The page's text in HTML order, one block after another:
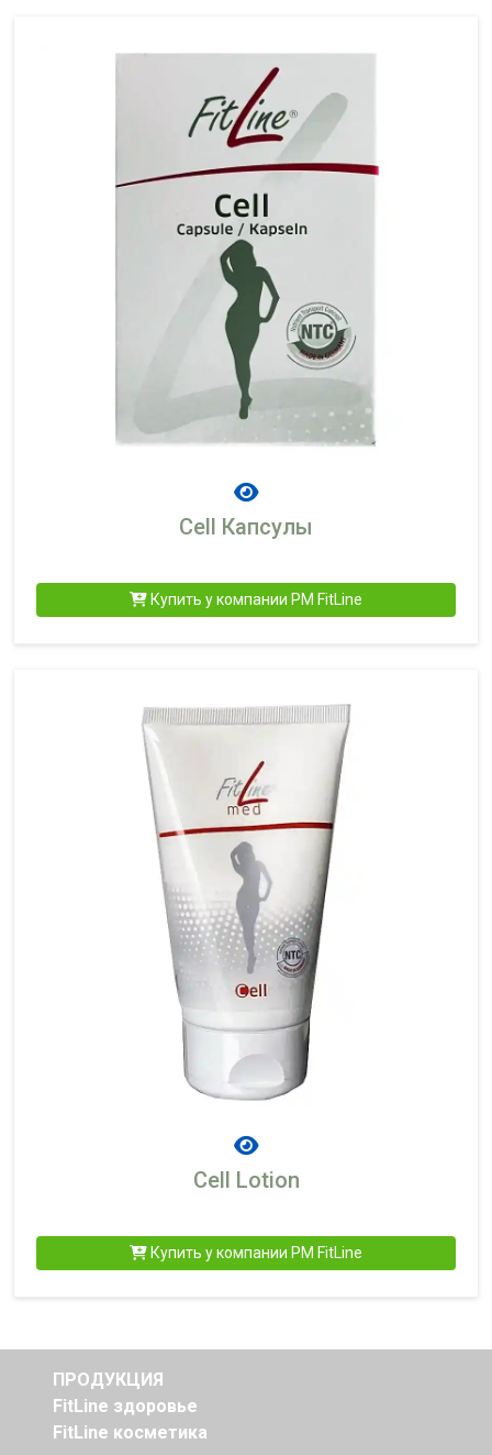
Cell Капсулы
Купить у компании PM FitLine
Cell Lotion
Купить у компании PM FitLine
ПРОДУКЦИЯ
FitLine здоровье
FitLine косметика